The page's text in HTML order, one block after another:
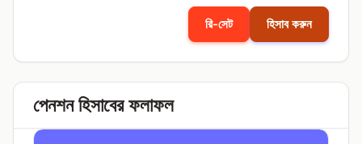
রি-সেট হিসাব করুন
পেনশন হিসাবের ফলাফল